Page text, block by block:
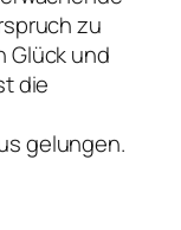
zu
Glück und
die
gelungen.